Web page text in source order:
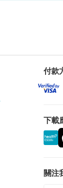
付款
下載
關注